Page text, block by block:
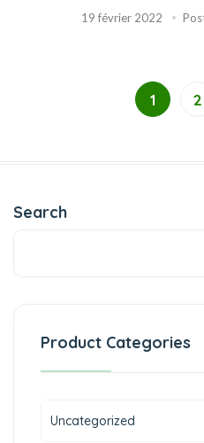
19 février 2022
1 2
Search
Product Categories
Uncategorized